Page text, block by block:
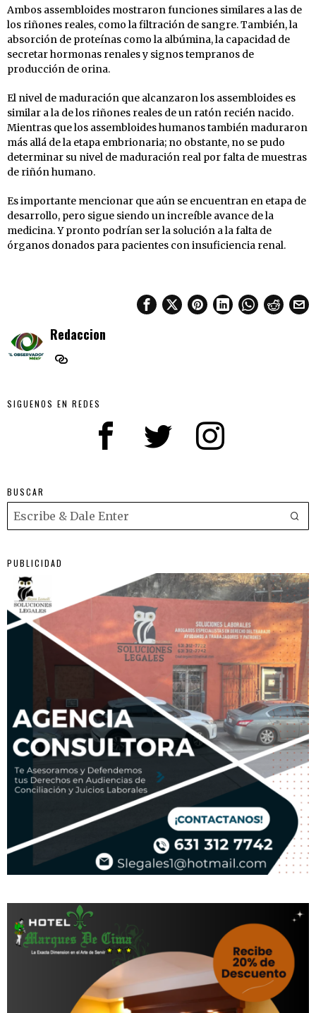
Ambos assembloides mostraron funciones similares a las de
los riñones reales, como la filtración de sangre. También, la
absorción de proteínas como la albúmina, la capacidad de
secretar hormonas renales y signos tempranos de
producción de orina.
El nivel de maduración que alcanzaron los assembloides es
similar a la de los riñones reales de un ratón recién nacido.
Mientras que los assembloides humanos también maduraron
más allá de la etapa embrionaria; no obstante, no se pudo
determinar su nivel de maduración real por falta de muestras
de riñón humano.
Es importante mencionar que aún se encuentran en etapa de
desarrollo, pero sigue siendo un increíble avance de la
medicina. Y pronto podrían ser la solución a la falta de
órganos donados para pacientes con insuficiencia renal.
Redaccion
SIGUENOS EN REDES
BUSCAR
PUBLICIDAD